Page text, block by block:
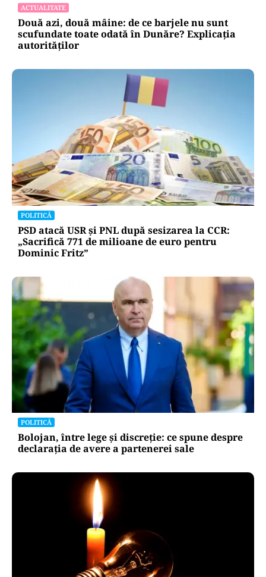
ACTUALITATE
Două azi, două mâine: de ce barjele nu sunt
scufundate toate odată în Dunăre? Explicația
autorităților
POLITICĂ
PSD atacă USR și PNL după sesizarea la CCR:
„Sacrifică 771 de milioane de euro pentru
Dominic Fritz”
POLITICĂ
Bolojan, între lege și discreție: ce spune despre
declarația de avere a partenerei sale